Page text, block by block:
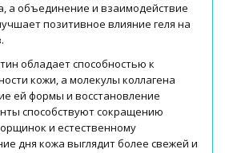
а объединение и взаимодействие
позитивное влияние геля на
обладает способностью к
кожи, а молекулы коллагена
ей формы и восстановление
способствуют сокращению
и естественному
дня кожа выглядит более свежей и